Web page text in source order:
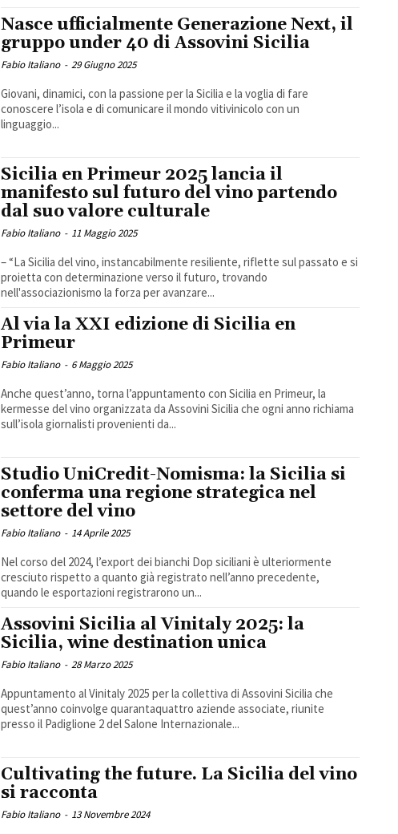
Nasce ufficialmente Generazione Next, il
gruppo under 40 di Assovini Sicilia
Fabio Italiano - 29 Giugno 2025
Giovani, dinamici, con la passione per la Sicilia e la voglia di fare
conoscere l’isola e di comunicare il mondo vitivinicolo con un
linguaggio...
Sicilia en Primeur 2025 lancia il
manifesto sul futuro del vino partendo
dal suo valore culturale
Fabio Italiano - 11 Maggio 2025
– “La Sicilia del vino, instancabilmente resiliente, riflette sul passato e si
proietta con determinazione verso il futuro, trovando
nell'associazionismo la forza per avanzare...
Al via la XXI edizione di Sicilia en
Primeur
Fabio Italiano - 6 Maggio 2025
Anche quest’anno, torna l’appuntamento con Sicilia en Primeur, la
kermesse del vino organizzata da Assovini Sicilia che ogni anno richiama
sull’isola giornalisti provenienti da...
Studio UniCredit-Nomisma: la Sicilia si
conferma una regione strategica nel
settore del vino
Fabio Italiano - 14 Aprile 2025
Nel corso del 2024, l’export dei bianchi Dop siciliani è ulteriormente
cresciuto rispetto a quanto già registrato nell’anno precedente,
quando le esportazioni registrarono un...
Assovini Sicilia al Vinitaly 2025: la
Sicilia, wine destination unica
Fabio Italiano - 28 Marzo 2025
Appuntamento al Vinitaly 2025 per la collettiva di Assovini Sicilia che
quest’anno coinvolge quarantaquattro aziende associate, riunite
presso il Padiglione 2 del Salone Internazionale...
Cultivating the future. La Sicilia del vino
si racconta
Fabio Italiano - 13 Novembre 2024